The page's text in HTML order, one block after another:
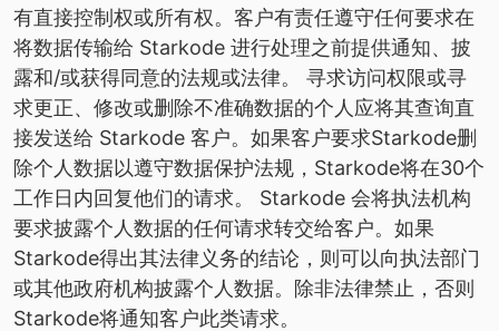
有直接控制权或所有权。客户有责任遵守任何要求在
将数据传输给 Starkode 进行处理之前提供通知、披
露和/或获得同意的法规或法律。 寻求访问权限或寻
求更正、修改或删除不准确数据的个人应将其查询直
接发送给 Starkode 客户。如果客户要求Starkode删
除个人数据以遵守数据保护法规，Starkode将在30个
工作日内回复他们的请求。 Starkode 会将执法机构
要求披露个人数据的任何请求转交给客户。如果
Starkode得出其法律义务的结论，则可以向执法部门
或其他政府机构披露个人数据。除非法律禁止，否则
Starkode将通知客户此类请求。